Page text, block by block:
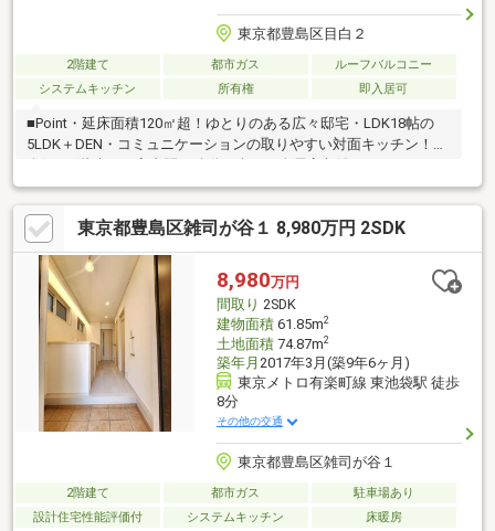
東京都豊島区目白２
2階建て 都市ガス
ルーフバルコニー
システムキッチン
所有権 即入居可
■Point・延床面積120㎡超！ゆとりのある広々邸宅・LDK18帖の
5LDK＋DEN・コミュニケーションの取りやすい対面キッチン！・
人気の2階建てで室内間の移動も楽々・全居室収納＋ロフトあ
り！・南西向きワイドバルコニー＋屋上ルーフバルコニーで陽当
たり良好・3駅複数路線利用可能の好立地■Access山手線「目白」
駅…徒歩7分副都心線「雑司ヶ谷」駅…徒歩7分山手線ほか「池袋」
駅…徒歩10分生活利便施設が徒歩10分圏内に揃っており、日常生
活や子育てにも最適な環境です！現地、周辺環境の確認等含めご
見学は随時承っております。お気軽にお問合せください！
東京都豊島区雑司が谷１ 8,980万円 2SDK
8,980万円
間取り 2SDK
建物面積61.85m2
土地面積74.87m2
築年月 2017年3月(築9年6ヶ月)
東京メトロ有楽町線 東池袋駅 徒歩
8分
その他の交通
東京都豊島区雑司が谷１
2階建て 都市ガス
駐車場あり
設計住宅性能評価付
システムキッチン 床暖房